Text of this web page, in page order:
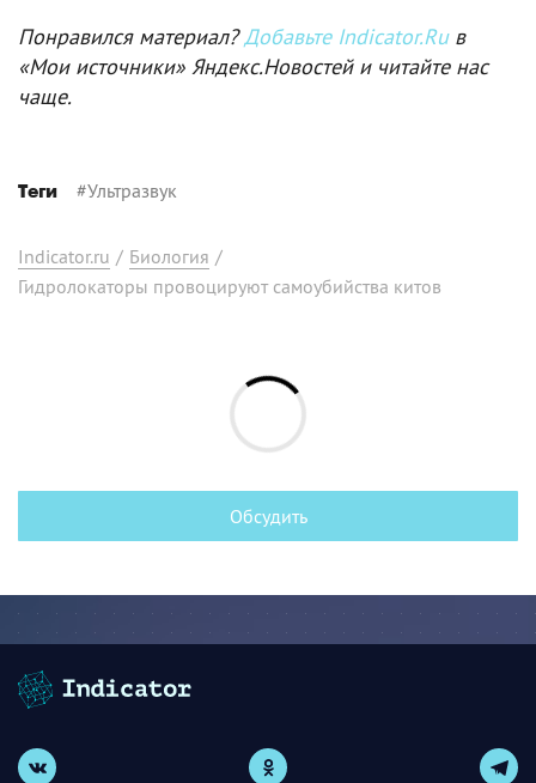
Понравился материал?Добавьте Indicator.Ruв
«Мои источники» Яндекс.Новостей и читайте нас
чаще.
Теги #Ультразвук
Indicator.ru / Биология /
Гидролокаторы провоцируют самоубийства китов
Обсудить